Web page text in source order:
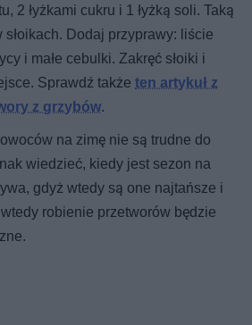
2 łyżkami cukru i 1 łyżką soli. Taką
Dodaj przyprawy: liście
i małe cebulki. Zakręć słoiki i
Sprawdź takżeten artykuł z
z grzybów.
na zimę nie są trudne do
wiedzieć, kiedy jest sezon na
gdyż wtedy są one najtańsze i
robienie przetworów będzie